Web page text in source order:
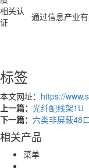
相关认
证
通过信息产业
标签
本文网址： https://
上一篇： 光纤配线架1U
下一篇： 六类非屏蔽48
相关产品
菜单